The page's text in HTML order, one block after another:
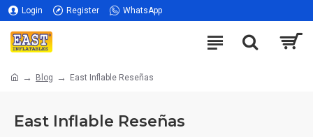
Login Register WhatsApp
Blog East Inflable Reseñas
East Inflable Reseñas